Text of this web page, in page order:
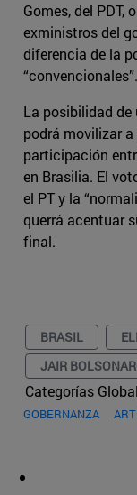
Gomes, del PDT,
exministros del
diferencia de la
“convencionales”.
La posibilidad
podrá movilizar
participación
en Brasilia. El
el PT y la
querrá acentuar
final.
BRASIL
JAIR
Categorías
GOBERNANZA